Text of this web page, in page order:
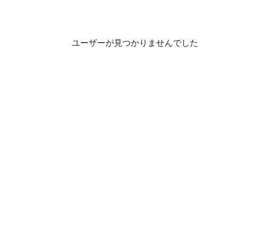
ユーザーが見つかりませんでした